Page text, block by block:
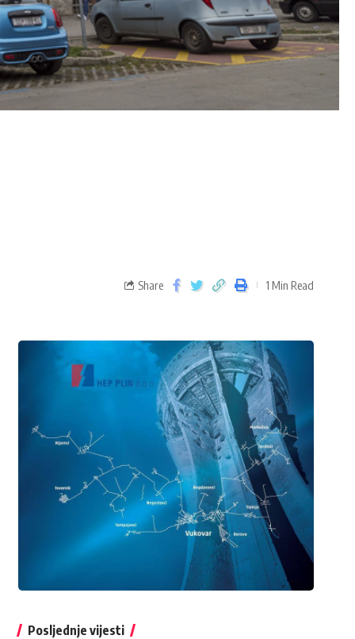
Share 1 Min Read
Posljednje vijesti